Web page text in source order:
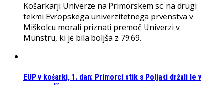
Košarkarji Univerze na Primorskem so na drugi
tekmi Evropskega univerzitetnega prvenstva v
Miškolcu morali priznati premoč Univerzi v
Münstru, ki je bila boljša z 79:69.
EUP v košarki, 1. dan: Primorci stik s Poljaki držali le v